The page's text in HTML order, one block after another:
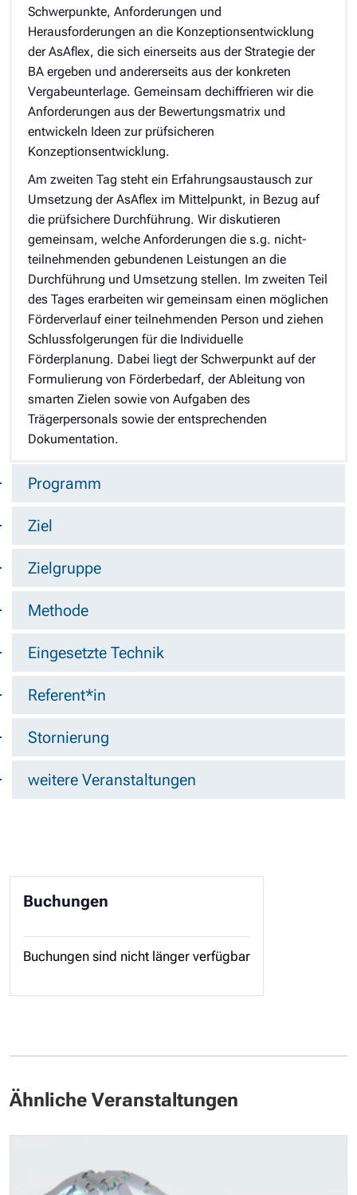
Schwerpunkte, Anforderungen und
Herausforderungen an die Konzeptionsentwicklung
der AsAflex, die sich einerseits aus der Strategie der
BA ergeben und andererseits aus der konkreten
Vergabeunterlage. Gemeinsam dechiffrieren wir die
Anforderungen aus der Bewertungsmatrix und
entwickeln Ideen zur prüfsicheren
Konzeptionsentwicklung.
Am zweiten Tag steht ein Erfahrungsaustausch zur
Umsetzung der AsAflex im Mittelpunkt, in Bezug auf
die prüfsichere Durchführung. Wir diskutieren
gemeinsam, welche Anforderungen die s.g. nicht-
teilnehmenden gebundenen Leistungen an die
Durchführung und Umsetzung stellen. Im zweiten Teil
des Tages erarbeiten wir gemeinsam einen möglichen
Förderverlauf einer teilnehmenden Person und ziehen
Schlussfolgerungen für die Individuelle
Förderplanung. Dabei liegt der Schwerpunkt auf der
Formulierung von Förderbedarf, der Ableitung von
smarten Zielen sowie von Aufgaben des
Trägerpersonals sowie der entsprechenden
Dokumentation.
Programm
Ziel
Zielgruppe
Methode
Eingesetzte Technik
Referent*in
Stornierung
weitere Veranstaltungen
Buchungen
Buchungen sind nicht länger verfügbar
Ähnliche Veranstaltungen